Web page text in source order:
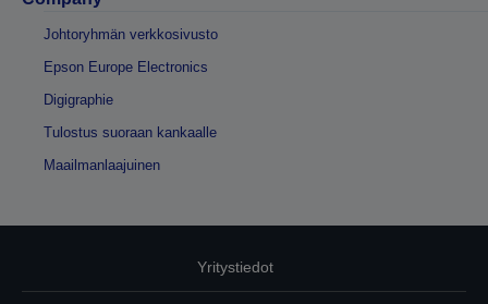
Johtoryhmän verkkosivusto
Epson Europe Electronics
Digigraphie
Tulostus suoraan kankaalle
Maailmanlaajuinen
Yritystiedot